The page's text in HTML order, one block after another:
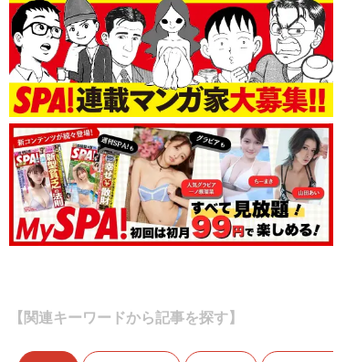
【関連キーワードから記事を探す】